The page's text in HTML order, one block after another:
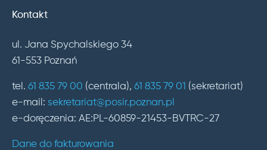
Kontakt
ul. Jana Spychalskiego 34
61-553 Poznań
tel. 61 835 79 00 (centrala), 61 835 79 01 (sekretariat)
e-mail: sekretariat@posir.poznan.pl
e-doręczenia: AE:PL-60859-21453-BVTRC-27
Dane do fakturowania